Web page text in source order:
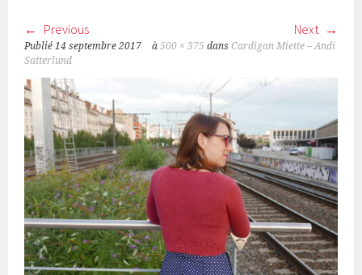
Previous Next
Publié14 septembre 2017 à500 × 375 dansCardigan Miette – Andi
Satterlund